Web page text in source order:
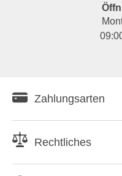
Zahlungsarten
Rechtliches